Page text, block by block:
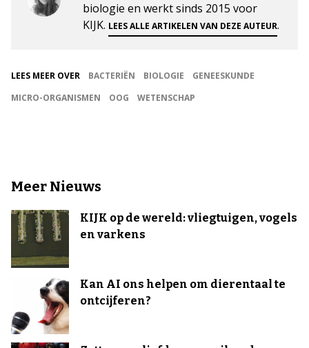
biologie en werkt sinds 2015 voor
KIJK. LEES ALLE ARTIKELEN VAN DEZE AUTEUR.
LEES MEER OVER BACTERIËN BIOLOGIE
GENEESKUNDE
MICRO-ORGANISMEN
OOG WETENSCHAP
Meer Nieuws
KIJK op de wereld: vliegtuigen, vogels
en varkens
Kan AI ons helpen om dierentaal te
ontcijferen?